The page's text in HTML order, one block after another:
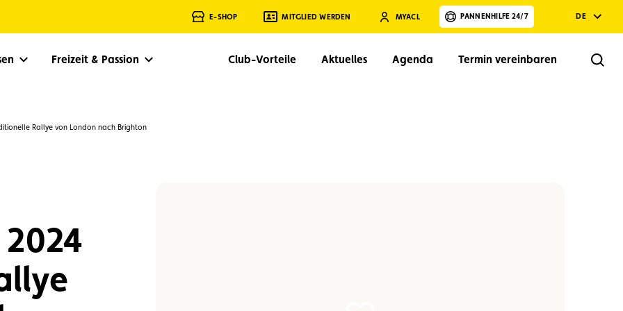
E-SHOP MITGLIED WERDEN MYACL PANNENHILFE 24/7 DE
Freizeit & Passion Club-Vorteile Aktuelles Agenda Termin vereinbaren
Rallye von London nach Brighton